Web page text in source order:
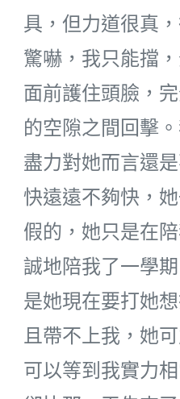
具，但力道很真
驚嚇，我只能擋
面前護住頭臉，
的空隙之間回擊
盡力對她而言還
快遠遠不夠快，
假的，她只是在
誠地陪我了一學
是她現在要打她
且帶不上我，她
可以等到我實力